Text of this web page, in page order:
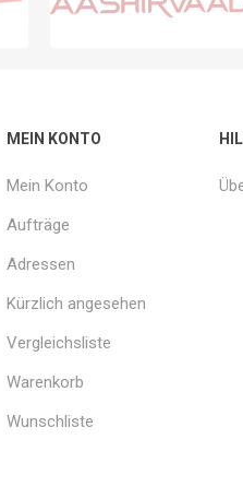
MEIN KONTO
Mein Konto
Aufträge
Adressen
Kürzlich angesehen
Vergleichsliste
Warenkorb
Wunschliste